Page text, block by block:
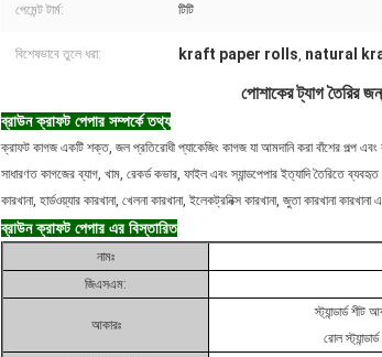
পেমেন্ট টার্ম: টিটি
বিশেষভাবে তুলে ধরা: kraft paper rolls, natural
পোশাকের ট্যাগ তৈরির
ব্রাউন ক্রাফট পেপার সম্পর্কে তথ্য
ক্রাফট কাগজ একটি শক্ত, জল প্রতিরোধী প্যাকেজিং কাগজ যা আমদানি করা বাঁশের পল্প এবং
সাধারণত কাগজের ব্যাগ, খাম, রেকর্ড কভার, ফাইল এবং স্যান্ডপেপার ইত্যাদি তৈরিতে
কারখানা, হার্ডওয়্যার কারখানা, খেলনা কারখানা, ইলেকট্রনিক্স কারখানা, জুতা কারখানা
ব্রাউন ক্রাফট পেপার এর বিস্তারিত
নামঃ
জিএসএম:
আকারঃ
স্ট্যান্ডার্ড
রোল